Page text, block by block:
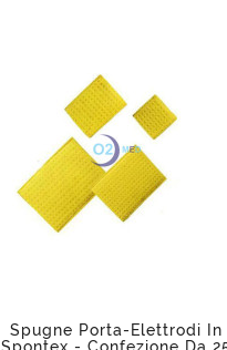
Spugne Porta-Elettrodi In